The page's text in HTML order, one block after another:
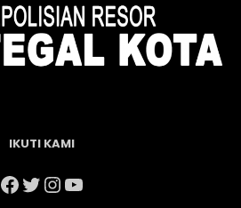
IKUTI KAMI
Facebook
Twitter
Instagram
YouTube